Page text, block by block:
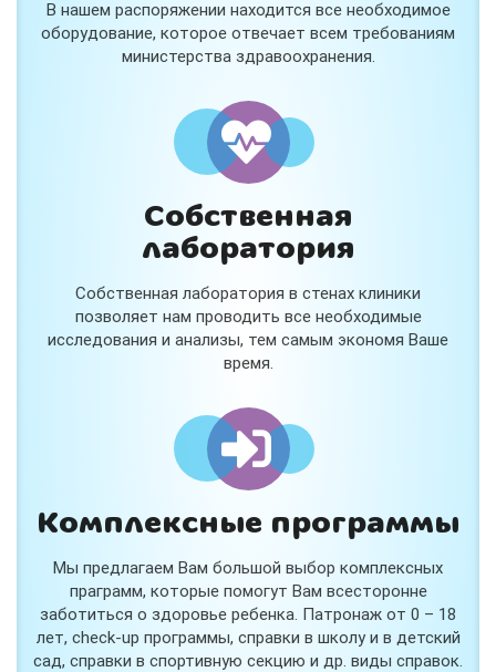
В нашем распоряжении находится все необходимое
оборудование, которое отвечает всем требованиям
министерства здравоохранения.
Собственная
лаборатория
Собственная лаборатория в стенах клиники
позволяет нам проводить все необходимые
исследования и анализы, тем самым экономя Ваше
время.
Комплексные программы
Мы предлагаем Вам большой выбор комплексных
праграмм, которые помогут Вам всесторонне
заботиться о здоровье ребенка. Патронаж от 0 – 18
лет, check-up программы, справки в школу и в детский
сад, справки в спортивную секцию и др. виды справок.
спортсменам и беременным женщинам.
Специальная цена — 3000 ₽.
и расскажем подробнее!
Нет, спасибо
Я согласен на обработкуперсональных данных
Работает наСтримвуд